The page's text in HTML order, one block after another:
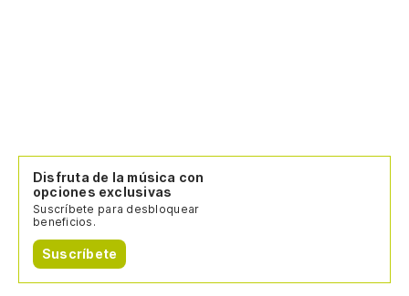
Disfruta de la música con
opciones exclusivas
Suscríbete para desbloquear
beneficios.
Suscríbete